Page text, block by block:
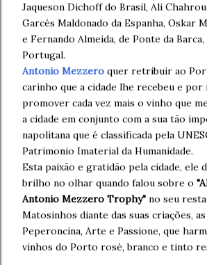
Jaqueson Dichoff do Brasil, Ali
Garcés Maldonado da Espanha, Oskar
e Fernando Almeida, de Ponte da
Portugal.
Antonio Mezzero quer retribuir ao
carinho que a cidade lhe recebeu e por
promover cada vez mais o vinho que
a cidade em conjunto com a sua tão
napolitana que é classificada pela
Patrimonio Imaterial da Humanidade.
Esta paixão e gratidão pela cidade, ele
brilho no olhar quando falou sobre o
Antonio Mezzero Trophy" no seu
Matosinhos diante das suas criações,
Peperoncina, Arte e Passione, que
vinhos do Porto rosé, branco e tinto